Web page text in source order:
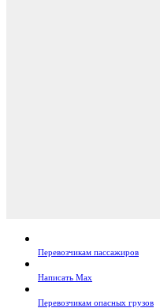
Перевозчикам пассажиров
Написать Max
Перевозчикам опасных грузов